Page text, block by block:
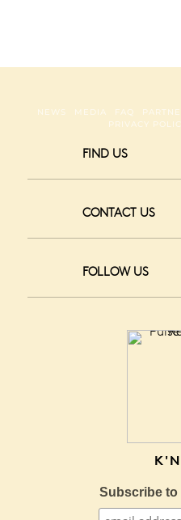
NEWS MEDIA FAQ
PRIVACY
FIND US
CONTACT US
FOLLOW US
Subscribe to